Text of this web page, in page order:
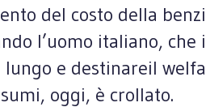
del costo della
l’uomo italiano,
e destinareil
oggi, è crollato.